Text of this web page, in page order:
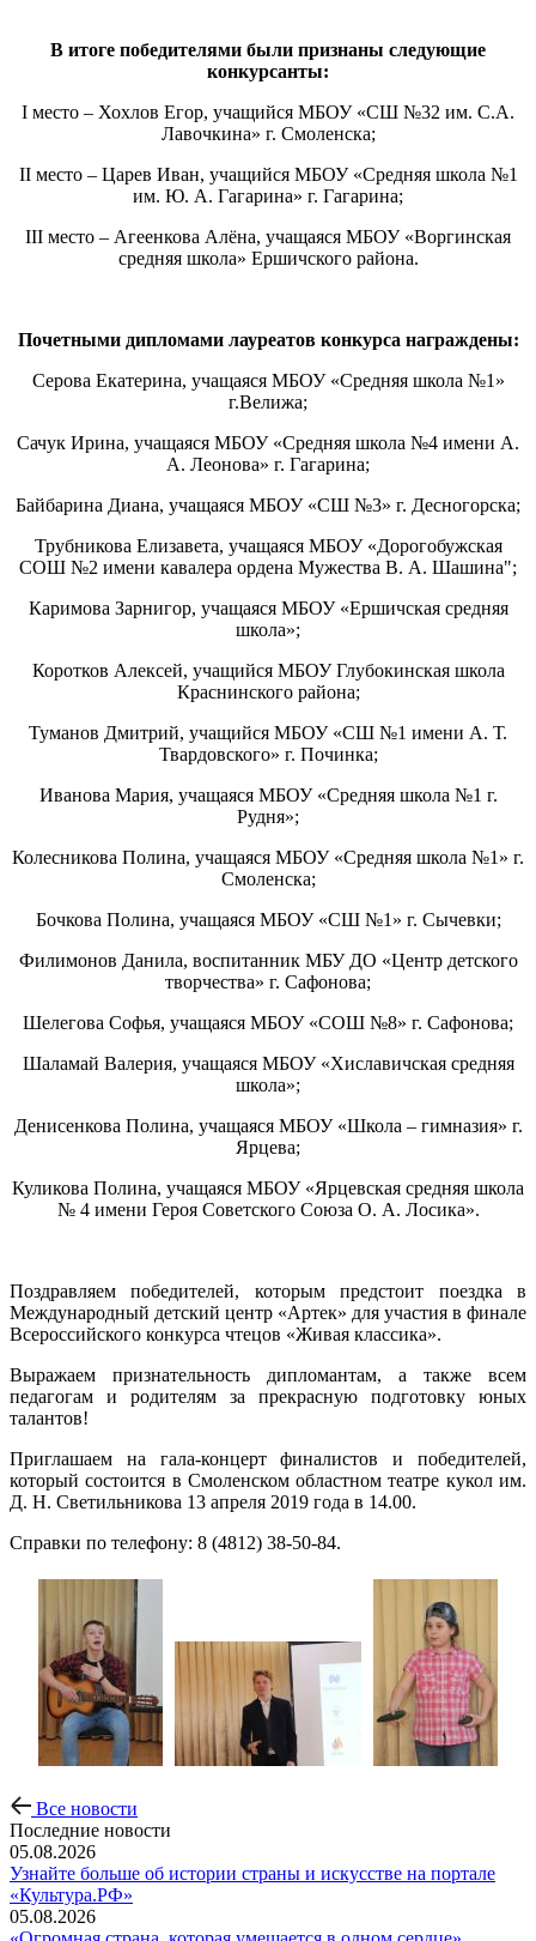
В итоге победителями были признаны следующие
конкурсанты:
I место – Хохлов Егор, учащийся МБОУ «СШ №32 им. С.А.
Лавочкина» г. Смоленска;
II место – Царев Иван, учащийся МБОУ «Средняя школа №1
им. Ю. А. Гагарина» г. Гагарина;
III место – Агеенкова Алёна, учащаяся МБОУ «Воргинская
средняя школа» Ершичского района.
Почетными дипломами лауреатов конкурса награждены:
Серова Екатерина, учащаяся МБОУ «Средняя школа №1»
г.Велижа;
Сачук Ирина, учащаяся МБОУ «Средняя школа №4 имени А.
А. Леонова» г. Гагарина;
Байбарина Диана, учащаяся МБОУ «СШ №3» г. Десногорска;
Трубникова Елизавета, учащаяся МБОУ «Дорогобужская
СОШ №2 имени кавалера ордена Мужества В. А. Шашина";
Каримова Зарнигор, учащаяся МБОУ «Ершичская средняя
школа»;
Коротков Алексей, учащийся МБОУ Глубокинская школа
Краснинского района;
Туманов Дмитрий, учащийся МБОУ «СШ №1 имени А. Т.
Твардовского» г. Починка;
Иванова Мария, учащаяся МБОУ «Средняя школа №1 г.
Рудня»;
Колесникова Полина, учащаяся МБОУ «Средняя школа №1» г.
Смоленска;
Бочкова Полина, учащаяся МБОУ «СШ №1» г. Сычевки;
Филимонов Данила, воспитанник МБУ ДО «Центр детского
творчества» г. Сафонова;
Шелегова Софья, учащаяся МБОУ «СОШ №8» г. Сафонова;
Шаламай Валерия, учащаяся МБОУ «Хиславичская средняя
школа»;
Денисенкова Полина, учащаяся МБОУ «Школа – гимназия» г.
Ярцева;
Куликова Полина, учащаяся МБОУ «Ярцевская средняя школа
№ 4 имени Героя Советского Союза О. А. Лосика».
Поздравляем победителей, которым предстоит поездка в
Международный детский центр «Артек» для участия в финале
Всероссийского конкурса чтецов «Живая классика».
Выражаем признательность дипломантам, а также всем
педагогам и родителям за прекрасную подготовку юных
талантов!
Приглашаем на гала-концерт финалистов и победителей,
который состоится в Смоленском областном театре кукол им.
Д. Н. Светильникова 13 апреля 2019 года в 14.00.
Справки по телефону: 8 (4812) 38-50-84.
Все новости
Последние новости
05.08.2026
Узнайте больше об истории страны и искусстве на портале
«Культура.РФ»
05.08.2026